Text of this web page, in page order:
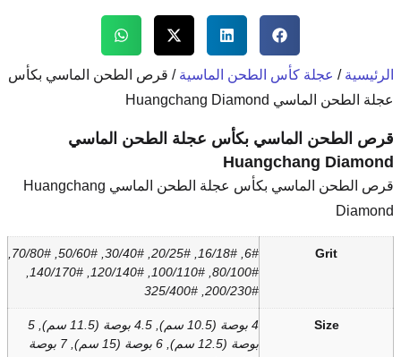
الماسية / قرص الطحن الماسي بكأس
عجلة الطحن الماسي
قرص الطحن الماسي بكأس عجلة الطحن الماسي Huangchang
6#, 16/18#, 20/25#, 30/40#, 50/60#, 70/80#,
80/100#, 100/110#, 120/140#, 140/170#,
4 بوصة (10.5 سم), 4.5 بوصة (11.5 سم), 5
بوصة (12.5 سم), 6 بوصة (15 سم), 7 بوصة